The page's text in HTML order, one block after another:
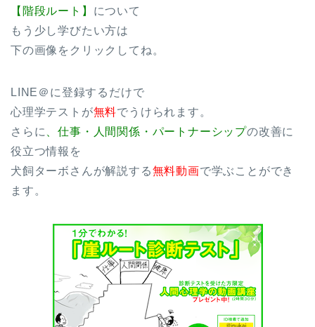
【階段ルート】 について
もう少し学びたい方は
下の画像をクリックしてね。
LINE＠に登録するだけで
心理学テストが無料でうけられます。
さらに
、仕事・人間関係・パートナーシップの改善に
役立つ情報を
犬飼ターボさんが解説する無料動画で学ぶことができ
ます。